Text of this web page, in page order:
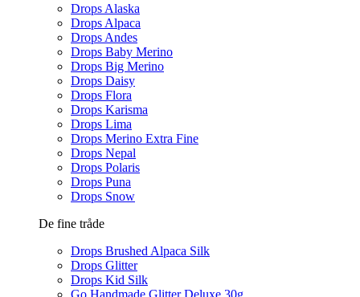
Drops Alaska
Drops Alpaca
Drops Andes
Drops Baby Merino
Drops Big Merino
Drops Daisy
Drops Flora
Drops Karisma
Drops Lima
Drops Merino Extra Fine
Drops Nepal
Drops Polaris
Drops Puna
Drops Snow
De fine tråde
Drops Brushed Alpaca Silk
Drops Glitter
Drops Kid Silk
Go Handmade Glitter Deluxe 30g